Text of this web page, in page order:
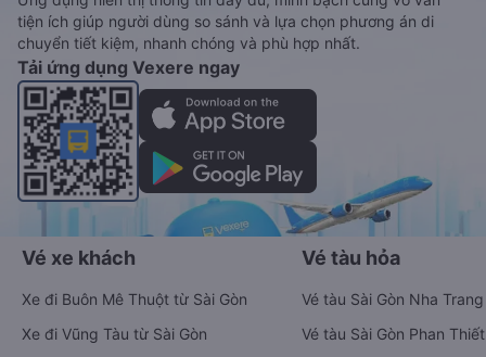
tiện ích giúp người dùng so sánh và lựa chọn phương án di
chuyển tiết kiệm, nhanh chóng và phù hợp nhất.
Tải ứng dụng Vexere ngay
Vé xe khách
Xe đi Buôn Mê Thuột từ Sài Gòn
Xe đi Vũng Tàu từ Sài Gòn
Vé tàu hỏa
Vé tàu Sài Gòn Nha Trang
Vé tàu Sài Gòn Phan Thiết